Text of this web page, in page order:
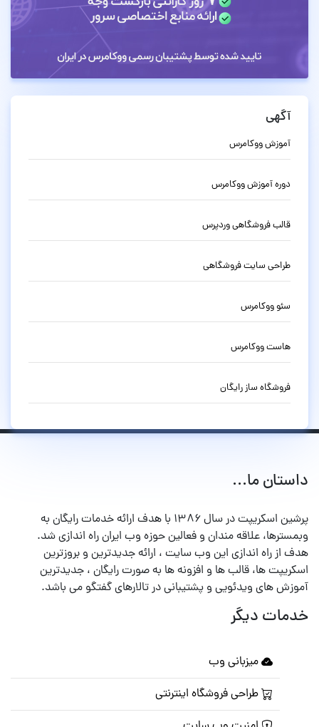
آگهی
آموزش ووکامرس
دوره آموزش ووکامرس
قالب فروشگاهی وردپرس
طراحی سایت فروشگاهی
سئو ووکامرس
هاست ووکامرس
فروشگاه ساز رایگان
داستان ما...
پرشین اسکریپت در سال ۱۳۸۶ با هدف ارائه خدمات رایگان به
وبمسترها، علاقه مندان و فعالین حوزه وب ایران راه اندازی شد.
هدف از راه اندازی این وب سایت ، ارائه جدیدترین و بروزترین
اسکریپت ها، قالب ها و افزونه ها به صورت رایگان ، جدیدترین
آموزش های ویدئویی و پشتیبانی در تالارهای گفتگو می باشد.
خدمات دیگر
میزبانی وب
طراحی فروشگاه اینترنتی